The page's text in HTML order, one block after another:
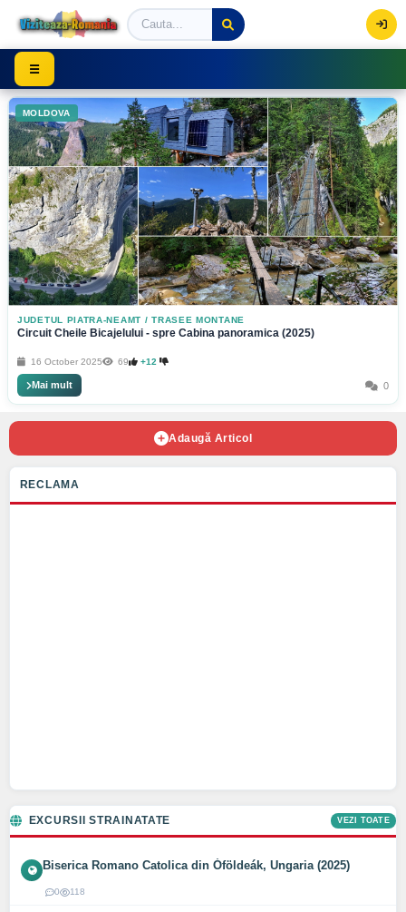
Viziteaza Romania | Obiective Turistice | Trasee
☰
MOLDOVA
JUDETUL PIATRA-NEAMT /TRASEE MONTANE
Circuit Cheile Bicajelului - spre Cabina panoramica (2025)
16 October 2025 69 +12
Mai mult 0
Adaugă Articol
RECLAMA
EXCURSII STRAINATATE VEZI TOATE
Biserica Romano Catolica din Óföldeák, Ungaria (2025)
0 118